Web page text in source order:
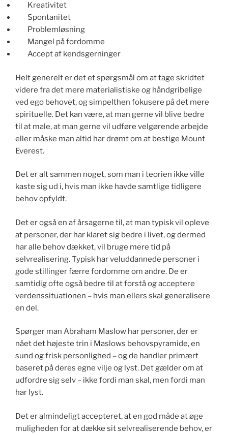
Kreativitet
Spontanitet
Problemløsning
Mangel på fordomme
Accept af kendsgerninger
Helt generelt er det et spørgsmål om at tage skridtet
videre fra det mere materialistiske og håndgribelige
ved ego behovet, og simpelthen fokusere på det mere
spirituelle. Det kan være, at man gerne vil blive bedre
til at male, at man gerne vil udføre velgørende arbejde
eller måske man altid har drømt om at bestige Mount
Everest.
Det er alt sammen noget, som man i teorien ikke ville
kaste sig ud i, hvis man ikke havde samtlige tidligere
behov opfyldt.
Det er også en af årsagerne til, at man typisk vil opleve
at personer, der har klaret sig bedre i livet, og dermed
har alle behov dækket, vil bruge mere tid på
selvrealisering. Typisk har veluddannede personer i
gode stillinger færre fordomme om andre. De er
samtidig ofte også bedre til at forstå og acceptere
verdenssituationen – hvis man ellers skal generalisere
en del.
Spørger man Abraham Maslow har personer, der er
nået det højeste trin i Maslows behovspyramide, en
sund og frisk personlighed – og de handler primært
baseret på deres egne vilje og lyst. Det gælder om at
udfordre sig selv – ikke fordi man skal, men fordi man
har lyst.
Det er almindeligt accepteret, at en god måde at øge
muligheden for at dække sit selvrealiserende behov, er